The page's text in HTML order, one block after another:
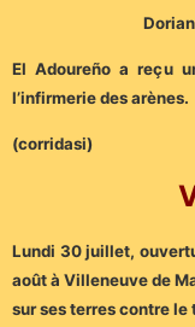
El Adoureño a reçu
l’infirmerie des arènes.
(corridasi)
Lundi 30 juillet,
août à Villeneuve de
sur ses terres contre